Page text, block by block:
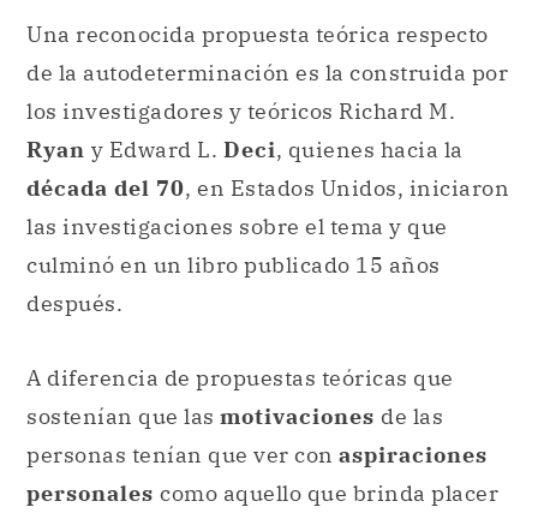
década del 70, en Estados Unidos, iniciaron
las investigaciones sobre el tema y que
culminó en un libro publicado 15 años
después.
A diferencia de propuestas teóricas que
sostenían que lasmotivacionesde las
personas tenían que ver con
y/o satisfacción, Ryan y Deci proponentres
motivaciones . Cada una de las tres
propuestas se conocen como unamotivación
intrínseca: